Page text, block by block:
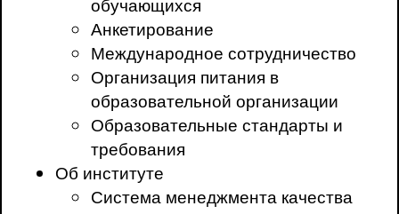
Анкетирование
Международное сотрудничество
Организация питания в
образовательной организации
Образовательные стандарты и
требования
Об институте
Система менеджмента качества